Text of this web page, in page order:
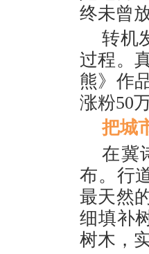
终未曾
转机
过程。
熊》作
涨粉50万
把城
在冀
布。行
最天然
细填补
树木，